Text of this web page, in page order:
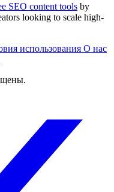
SEO content tools by
looking to scale high-
использования О нас